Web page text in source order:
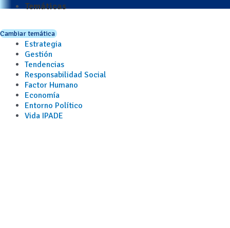
Temáticas
Cambiar temática
Estrategia
Gestión
Tendencias
Responsabilidad Social
Factor Humano
Economía
Entorno Político
Vida IPADE